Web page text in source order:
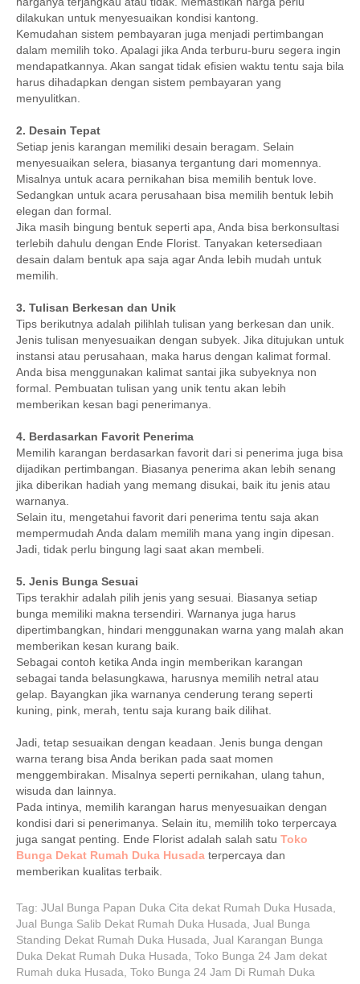
dilakukan untuk menyesuaikan kondisi kantong.
Kemudahan sistem pembayaran juga menjadi pertimbangan
dalam memilih toko. Apalagi jika Anda terburu-buru segera ingin
mendapatkannya. Akan sangat tidak efisien waktu tentu saja bila
harus dihadapkan dengan sistem pembayaran yang
menyulitkan.
2. Desain Tepat
Setiap jenis karangan memiliki desain beragam. Selain
menyesuaikan selera, biasanya tergantung dari momennya.
Misalnya untuk acara pernikahan bisa memilih bentuk love.
Sedangkan untuk acara perusahaan bisa memilih bentuk lebih
elegan dan formal.
Jika masih bingung bentuk seperti apa, Anda bisa berkonsultasi
terlebih dahulu dengan Ende Florist. Tanyakan ketersediaan
desain dalam bentuk apa saja agar Anda lebih mudah untuk
memilih.
3. Tulisan Berkesan dan Unik
Tips berikutnya adalah pilihlah tulisan yang berkesan dan unik.
Jenis tulisan menyesuaikan dengan subyek. Jika ditujukan untuk
instansi atau perusahaan, maka harus dengan kalimat formal.
Anda bisa menggunakan kalimat santai jika subyeknya non
formal. Pembuatan tulisan yang unik tentu akan lebih
memberikan kesan bagi penerimanya.
4. Berdasarkan Favorit Penerima
Memilih karangan berdasarkan favorit dari si penerima juga bisa
dijadikan pertimbangan. Biasanya penerima akan lebih senang
jika diberikan hadiah yang memang disukai, baik itu jenis atau
warnanya.
Selain itu, mengetahui favorit dari penerima tentu saja akan
mempermudah Anda dalam memilih mana yang ingin dipesan.
Jadi, tidak perlu bingung lagi saat akan membeli.
5. Jenis Bunga Sesuai
Tips terakhir adalah pilih jenis yang sesuai. Biasanya setiap
bunga memiliki makna tersendiri. Warnanya juga harus
dipertimbangkan, hindari menggunakan warna yang malah akan
memberikan kesan kurang baik.
Sebagai contoh ketika Anda ingin memberikan karangan
sebagai tanda belasungkawa, harusnya memilih netral atau
gelap. Bayangkan jika warnanya cenderung terang seperti
kuning, pink, merah, tentu saja kurang baik dilihat.
Jadi, tetap sesuaikan dengan keadaan. Jenis bunga dengan
warna terang bisa Anda berikan pada saat momen
menggembirakan. Misalnya seperti pernikahan, ulang tahun,
wisuda dan lainnya.
Pada intinya, memilih karangan harus menyesuaikan dengan
kondisi dari si penerimanya. Selain itu, memilih toko terpercaya
juga sangat penting. Ende Florist adalah salah satu Toko
Bunga Dekat Rumah Duka Husada terpercaya dan
memberikan kualitas terbaik.
Tag: JUal Bunga Papan Duka Cita dekat Rumah Duka Husada
Jual Bunga Salib Dekat Rumah Duka Husada Jual Bunga
Standing Dekat Rumah Duka Husada Jual Karangan Bunga
Duka Dekat Rumah Duka Husada Toko Bunga 24 Jam dekat
Rumah duka Husada Toko Bunga 24 Jam Di Rumah Duka